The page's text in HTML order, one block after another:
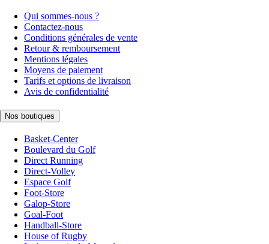
Qui sommes-nous ?
Contactez-nous
Conditions générales de vente
Retour & remboursement
Mentions légales
Moyens de paiement
Tarifs et options de livraison
Avis de confidentialité
Nos boutiques
Basket-Center
Boulevard du Golf
Direct Running
Direct-Volley
Espace Golf
Foot-Store
Galop-Store
Goal-Foot
Handball-Store
House of Rugby